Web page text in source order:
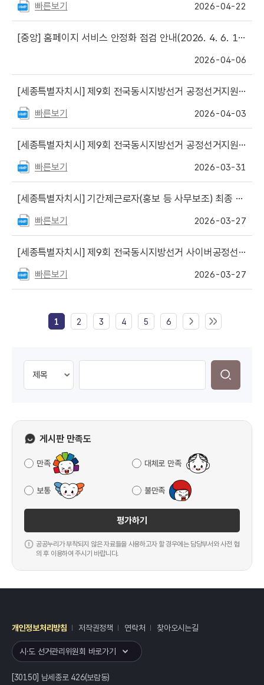
빠른보기 2026-04-22
[중앙] 홈페이지 서비스 안정화 점검 안내(2026. 4. 6. 18:00 ~ 21:00)
2026-04-06
[세종특별자치시] 제9회 전국동시지방선거 공정선거지원단(선거지원단) 추가모집에 따른 최종 합격자 및 예비합격자 명단
빠른보기 2026-04-03
[세종특별자치시] 제9회 전국동시지방선거 공정선거지원단(선거지원단) 추가모집에 따른 서류심사 합격자 명단
빠른보기 2026-03-31
[세종특별자치시] 기간제근로자(홍보 등 사무보조) 최종 합격자 합격자 명단
빠른보기 2026-03-27
[세종특별자치시] 제9회 전국동시지방선거 사이버공정선거지원단(추가) 최종합격자 명단
빠른보기 2026-03-27
1 2 3 4 5 6
게시판 만족도
만족 대체로 만족
보통 불만족
평가하기
공공누리가 부착되지 않은 자료들을 사용하고자 할 경우에는 담당부서와 사전 협
의 후 이용하여 주시기 바랍니다.
개인정보처리방침 저작권정책 연락처 찾아오시는길
시·도 선거관리위원회 바로가기
[30150] 남세종로 426(보람동)